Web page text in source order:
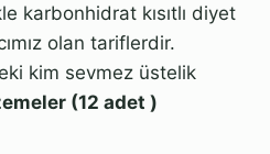
karbonhidrat kısıtlı diyet
olan tariflerdir.
kim sevmez üstelik
(12 adet )